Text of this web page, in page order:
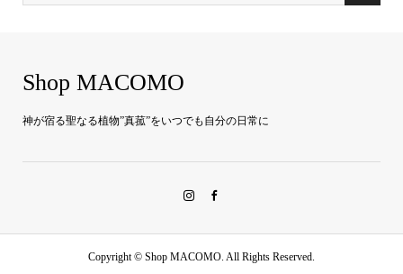
Shop MACOMO
神が宿る聖なる植物”真菰”をいつでも自分の日常に
Copyright © Shop MACOMO. All Rights Reserved.